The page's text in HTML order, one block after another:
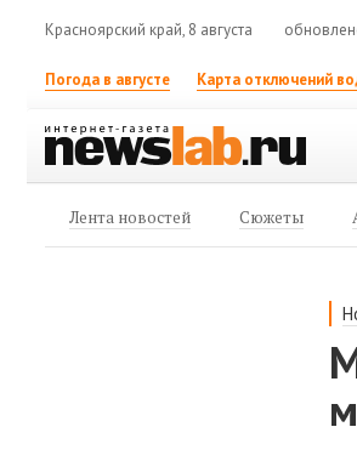
Красноярский край, 8 августа
Погода в августе Карта отключений
Лента новостей Сюжеты